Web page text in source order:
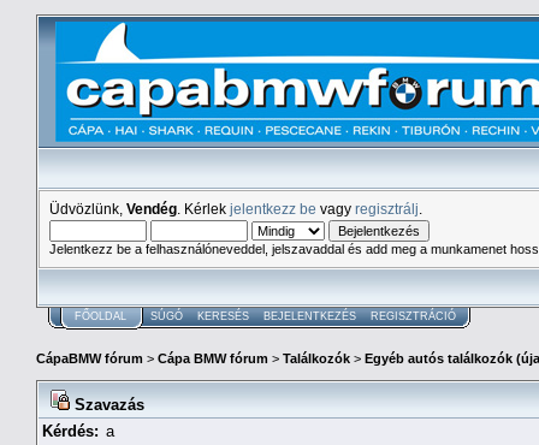
Üdvözlünk, Vendég . Kérlek jelentkezz be vagy regisztrálj
Jelentkezz be a felhasználóneveddel, jelszavaddal és add meg a munkamenet
FŐOLDAL SÚGÓ KERESÉS BEJELENTKEZÉS REGISZTRÁCIÓ
CápaBMW fórum > Cápa BMW fórum > Találkozók > Egyéb autós találkozók
Szavazás
Kérdés: a